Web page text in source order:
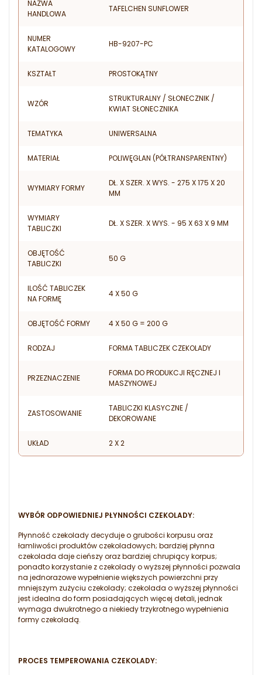
NAZWA
HANDLOWA
TAFELCHEN SUNFLOWER
NUMER
KATALOGOWY
HB-9207-PC
KSZTAŁT PROSTOKĄTNY
WZÓR
STRUKTURALNY / SŁONECZNIK /
KWIAT SŁONECZNIKA
TEMATYKA UNIWERSALNA
MATERIAŁ POLIWĘGLAN (PÓŁTRANSPARENTNY)
WYMIARY FORMY
DŁ. X SZER. X WYS. - 275 X 175 X 20
MM
WYMIARY
TABLICZKI
DŁ. X SZER. X WYS. - 95 X 63 X 9 MM
OBJĘTOŚĆ
TABLICZKI
50 G
ILOŚĆ TABLICZEK
NA FORMĘ
4 X 50 G
OBJĘTOŚĆ FORMY 4 X 50 G = 200 G
RODZAJ FORMA TABLICZEK CZEKOLADY
PRZEZNACZENIE
FORMA DO PRODUKCJI RĘCZNEJ I
MASZYNOWEJ
ZASTOSOWANIE
TABLICZKI KLASYCZNE /
DEKOROWANE
UKŁAD 2 X 2
WYBÓR ODPOWIEDNIEJ PŁYNNOŚCI CZEKOLADY:
Płynność czekolady decyduje o grubości korpusu oraz
łamliwości produktów czekoladowych; bardziej płynna
czekolada daje cieńszy oraz bardziej chrupiący korpus;
ponadto korzystanie z czekolady o wyższej płynności pozwala
na jednorazowe wypełnienie większych powierzchni przy
mniejszym zużyciu czekolady; czekolada o wyższej płynności
jest idealna do form posiadających więcej detali, jednak
wymaga dwukrotnego a niekiedy trzykrotnego wypełnienia
formy czekoladą.
PROCES TEMPEROWANIA CZEKOLADY: